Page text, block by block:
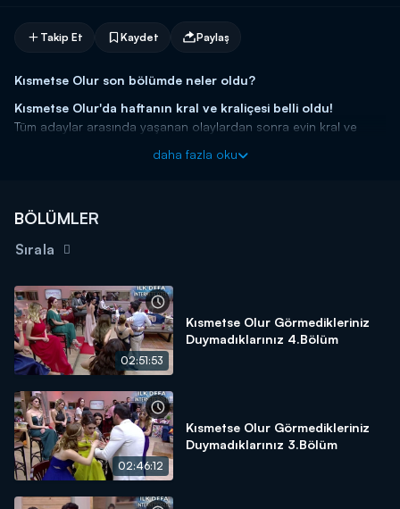
Takip Et Kaydet Paylaş
Kısmetse Olur son bölümde neler oldu?
Kısmetse Olur'da haftanın kral ve kraliçesi belli oldu!
Tüm adaylar arasında yaşanan olaylardan sonra evin kral ve
adayların da tahminlerini alıyor. Kral, damatlar evinden Akın
noktasına getirdi. İlk geldiği andan itibaren Tuğçe'den hoşlanan
tavırlarından dolayı onu kaybetme korkusu yaşıyor. Tuğçe'ye
olan aşkından söz ederken ağlamaya başlayan Akın, duygusal
anlar yaşıyor.
Aycan'ın eşyalarını toplama kararı alan Onur, bunu yaparken zor
anlar yaşadı. Evin her yerinde Aycan'ı ve onunla yaşadığı anıları
hatırlayan Onur, gözyaşlarını tutamadı. Onu çok sevdiğinin altını
çizen ve ondan bir ışık görse yine kaldığı yerden devam
edeceğini belirten Onur, ayrılmış olmalarına rağmen onu
unutamadığını söyledi.
daha fazla oku
BÖLÜMLER
Sırala
02:51:53
Kısmetse Olur Görmedikleriniz
Duymadıklarınız 4.Bölüm
02:46:12
Kısmetse Olur Görmedikleriniz
Duymadıklarınız 3.Bölüm